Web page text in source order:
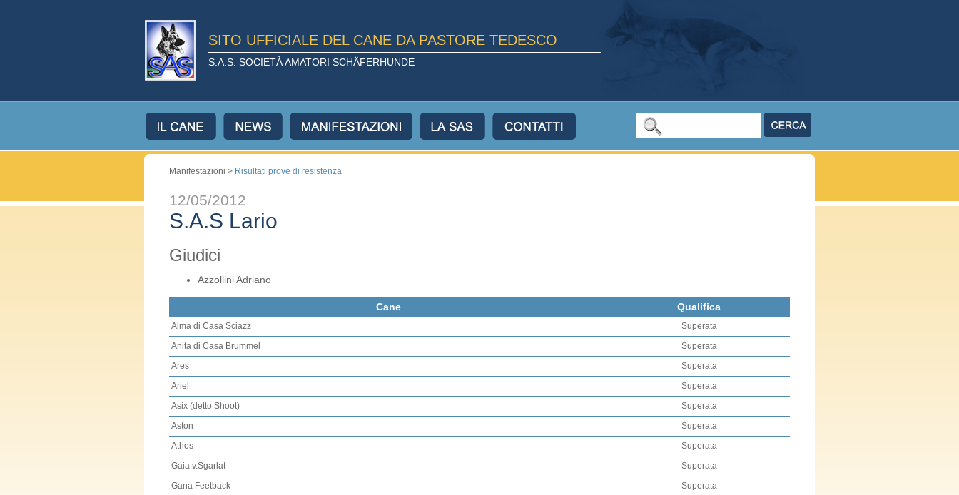
SITO UFFICIALE DEL CANE DA PASTORE TEDESCO
S.A.S. SOCIETÀ AMATORI SCHÄFERHUNDE
Manifestazioni > Risultati prove di resistenza
12/05/2012
S.A.S Lario
Giudici
Azzollini Adriano
Cane Qualifica
Alma di Casa Sciazz
Superata
Anita di Casa Brummel
Superata
Ares
Superata
Ariel
Superata
Asix (detto Shoot)
Superata
Aston
Superata
Athos
Superata
Gaia v.Sgarlat
Superata
Gana Feetback
Superata